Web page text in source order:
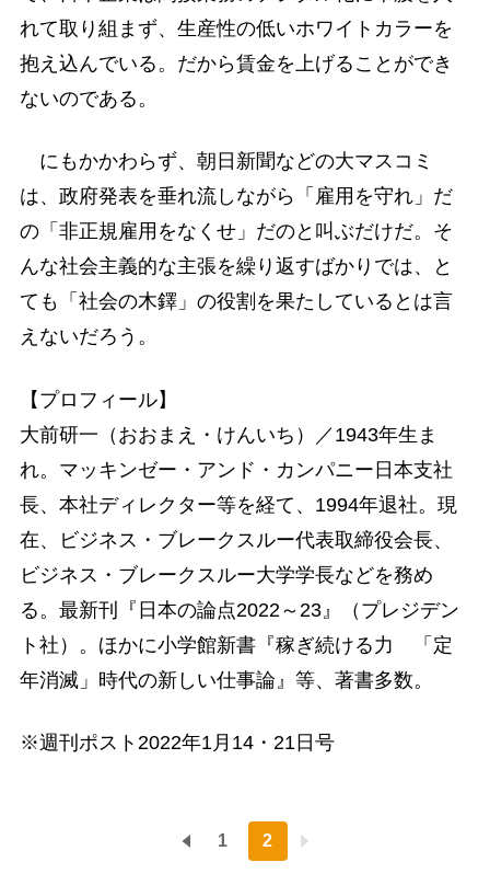
れて取り組まず、生産性の低いホワイトカラーを
抱え込んでいる。だから賃金を上げることができ
ないのである。
にもかかわらず、朝日新聞などの大マスコミ
は、政府発表を垂れ流しながら「雇用を守れ」だ
の「非正規雇用をなくせ」だのと叫ぶだけだ。そ
んな社会主義的な主張を繰り返すばかりでは、と
ても「社会の木鐸」の役割を果たしているとは言
えないだろう。
【プロフィール】
大前研一（おおまえ・けんいち）／1943年生ま
れ。マッキンゼー・アンド・カンパニー日本支社
長、本社ディレクター等を経て、1994年退社。現
在、ビジネス・ブレークスルー代表取締役会長、
ビジネス・ブレークスルー大学学長などを務め
る。最新刊『日本の論点2022～23』（プレジデン
ト社）。ほかに小学館新書『稼ぎ続ける力 「定
年消滅」時代の新しい仕事論』等、著書多数。
※週刊ポスト2022年1月14・21日号
1 2